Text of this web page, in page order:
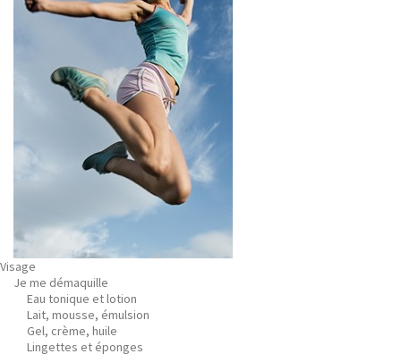
Visage
Je me démaquille
Eau tonique et lotion
Lait, mousse, émulsion
Gel, crème, huile
Lingettes et éponges